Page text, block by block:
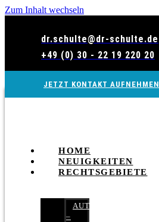
Zum Inhalt wechseln
dr.schulte@dr-schulte.de
+49 (0) 30 - 22 19 220 20
JETZT KONTAKT AUFNEHMEN
HOME
NEUIGKEITEN
RECHTSGEBIETE
AUTOBETRUG
–